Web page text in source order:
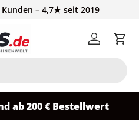
– 4,7★ seit 2019
Einloggen
ab 200 € Bestellwert